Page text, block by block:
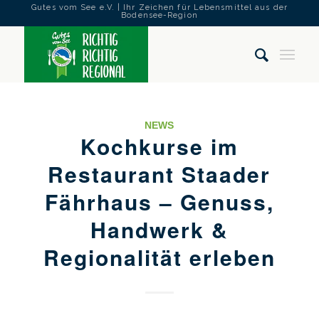
Gutes vom See e.V. | Ihr Zeichen für Lebensmittel aus der
Bodensee-Region
NEWS
Kochkurse im
Restaurant Staader
Fährhaus – Genuss,
Handwerk &
Regionalität erleben